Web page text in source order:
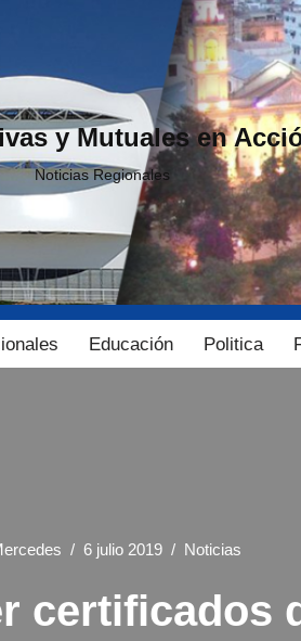
y Mutuales en
Noticias Regionales
Educación Politica
6 julio 2019 Noticias
certificados